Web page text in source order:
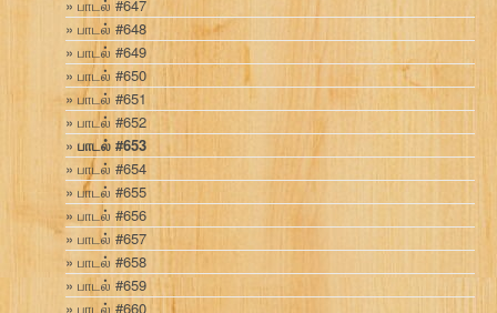
பாடல் #647
பாடல் #648
பாடல் #649
பாடல் #650
பாடல் #651
பாடல் #652
பாடல் #653
பாடல் #654
பாடல் #655
பாடல் #656
பாடல் #657
பாடல் #658
பாடல் #659
பாடல் #660